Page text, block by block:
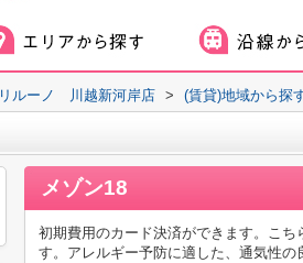
ルーノ 川越新河岸店 > (賃貸)地域から探
メゾン18
初期費用のカード決済ができます。こ
す。アレルギー予防に適した、通気性